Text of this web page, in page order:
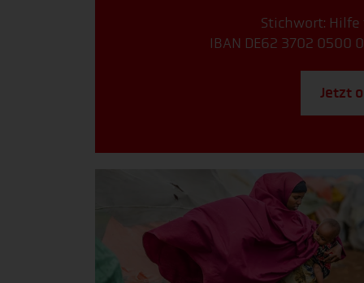
Stichwort:
IBAN DE62 3702 0500
Jetzt